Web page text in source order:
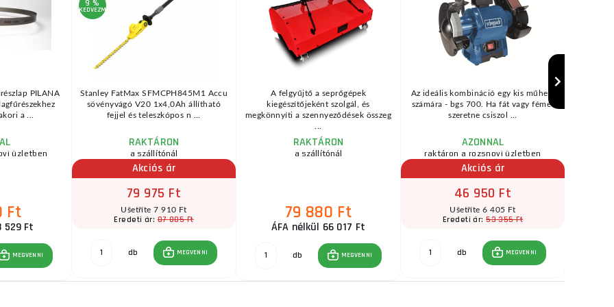
PILANA
a ...
üzletben
Ft
529 Ft
MEGVENNI
9 %
KEDVEZMÉNY
Stanley FatMax SFMCPH845M1 Accu
sövényvágó V20 1x4,0Ah állítható
fejjel és teleszkópos n ...
RAKTÁRON
a szállítónál
Akciós ár
79 975 Ft
Ušetříte 7 910 Ft
Eredeti ár:87 885 Ft
db MEGVENNI
A felgyűjtő a seprőgépek
kiegészítőjeként szolgál, és
megkönnyíti a szennyeződések összeg
RAKTÁRON
a szállítónál
79 880 Ft
ÁFA nélkül 66 017 Ft
db MEGVENNI
Az ideális kombináció egy kis műhely
számára - bgs 700. Ha fát vagy fémet
szeretne csiszol ...
AZONNAL
raktáron a rozsnovi üzletben
Akciós ár
46 950 Ft
Ušetříte 6 405 Ft
Eredeti ár:53 355 Ft
db MEGVENNI